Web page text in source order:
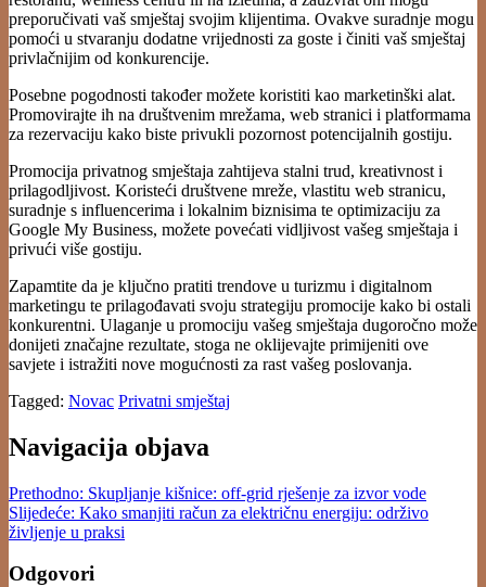
preporučivati vaš smještaj svojim klijentima. Ovakve suradnje mogu
pomoći u stvaranju dodatne vrijednosti za goste i činiti vaš smještaj
privlačnijim od konkurencije.
Posebne pogodnosti također možete koristiti kao marketinški alat.
Promovirajte ih na društvenim mrežama, web stranici i platformama
za rezervaciju kako biste privukli pozornost potencijalnih gostiju.
Promocija privatnog smještaja zahtijeva stalni trud, kreativnost i
prilagodljivost. Koristeći društvene mreže, vlastitu web stranicu,
suradnje s influencerima i lokalnim biznisima te optimizaciju za
Google My Business, možete povećati vidljivost vašeg smještaja i
privući više gostiju.
Zapamtite da je ključno pratiti trendove u turizmu i digitalnom
marketingu te prilagođavati svoju strategiju promocije kako bi ostali
konkurentni. Ulaganje u promociju vašeg smještaja dugoročno može
donijeti značajne rezultate, stoga ne oklijevajte primijeniti ove
savjete i istražiti nove mogućnosti za rast vašeg poslovanja.
Tagged: Novac Privatni smještaj
Navigacija objava
Prethodno: Skupljanje kišnice: off-grid rješenje za izvor vode
Slijedeće: Kako smanjiti račun za električnu energiju: održivo
življenje u praksi
Odgovori